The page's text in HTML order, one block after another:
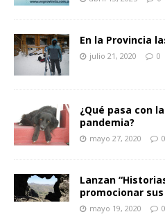
En la Provincia
julio 21, 2020 0
¿Qué pasa con
pandemia?
mayo 27, 2020 0
Lanzan
promocionar
mayo 19, 2020 0